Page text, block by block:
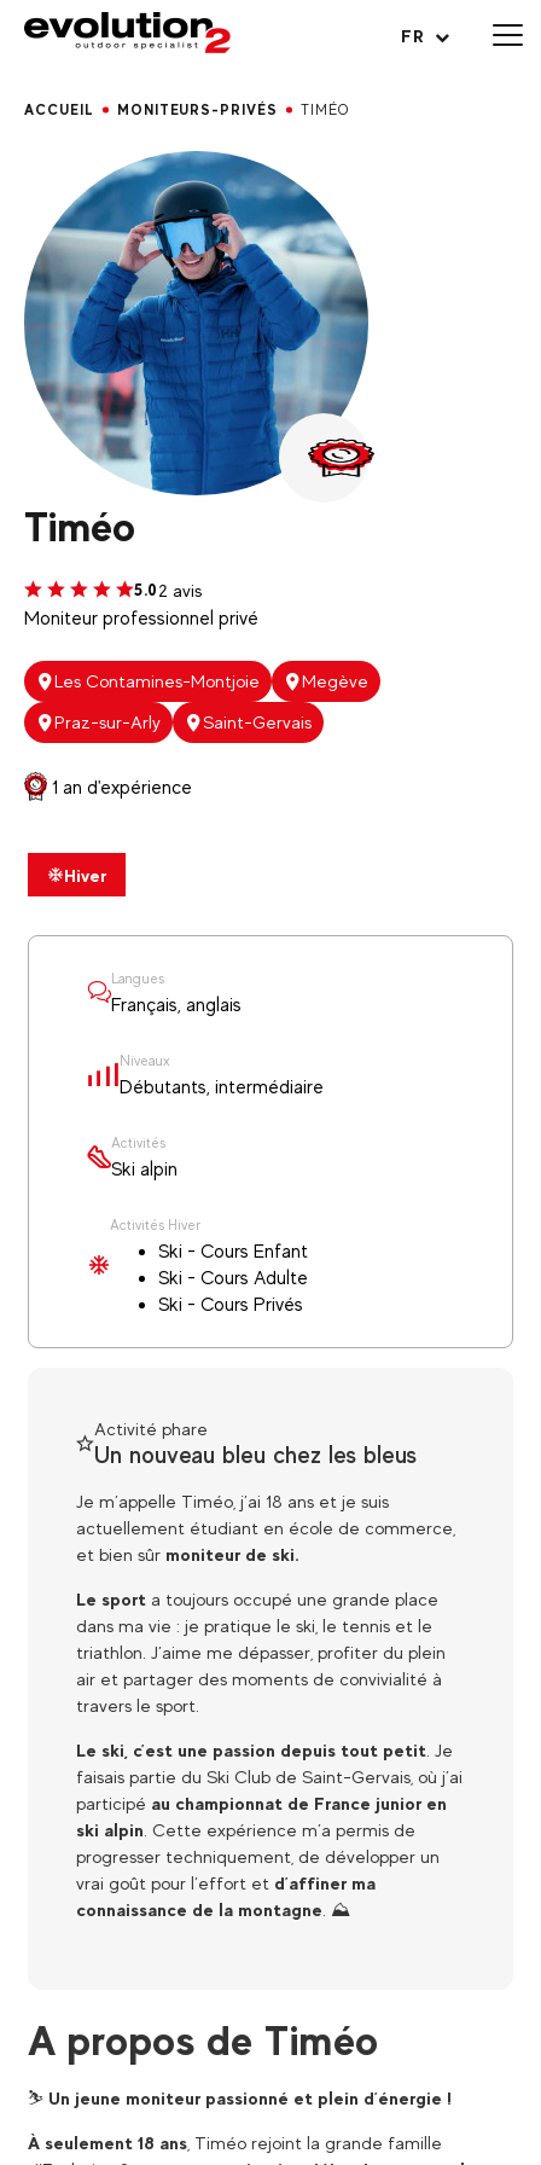
FR
Ouvrir le menu
ACCUEIL MONITEURS-PRIVÉS TIMÉO
Timéo
5.02 avis
Moniteur professionnel privé
Les Contamines-Montjoie
Megève
Praz-sur-Arly
Saint-Gervais
1 an d'expérience
Hiver
Langues
Français, anglais
Niveaux
Débutants, intermédiaire
Activités
Ski alpin
Activités Hiver
Ski - Cours Enfant
Ski - Cours Adulte
Ski - Cours Privés
Activité phare
Un nouveau bleu chez les bleus
Je m’appelle Timéo, j’ai 18 ans et je suis
actuellement étudiant en école de commerce,
et bien sûr moniteur de ski.
Le sport a toujours occupé une grande place
dans ma vie : je pratique le ski, le tennis et le
triathlon. J’aime me dépasser, profiter du plein
air et partager des moments de convivialité à
travers le sport.
Le ski, c’est une passion depuis tout petit . Je
faisais partie du Ski Club de Saint-Gervais, où j’ai
participé au championnat de France junior en
ski alpin . Cette expérience m’a permis de
progresser techniquement, de développer un
vrai goût pour l’effort et d’affiner ma
connaissance de la montagne . ⛰️​
A propos de Timéo
⛷ Un jeune moniteur passionné et plein d’énergie !
À seulement 18 ans , Timéo rejoint la grande famille